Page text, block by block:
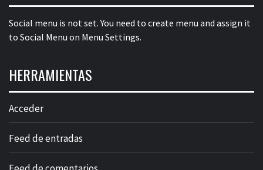
Social menu is not set. You need to create menu and assign it
to Social Menu on Menu Settings.
HERRAMIENTAS
Acceder
Feed de entradas